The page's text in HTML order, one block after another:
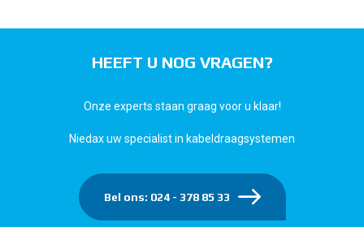
HEEFT U NOG VRAGEN?
Onze experts staan graag voor u klaar!
Niedax uw specialist in kabeldraagsystemen
Bel ons: 024 - 378 85 33